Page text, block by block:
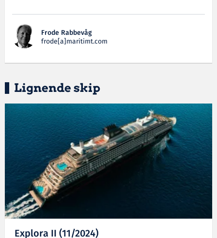
Frode Rabbevåg
frode[a]maritimt.com
Lignende skip
Explora II (11/2024)